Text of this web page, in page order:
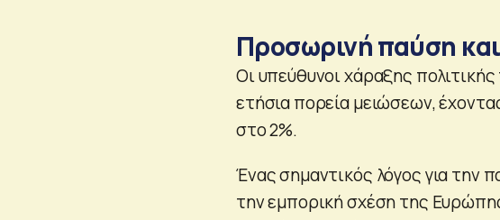
Προσωρινή παύση
Οι υπεύθυνοι χάραξης
ετήσια πορεία μειώσεων,
στο 2%.
Ένας σημαντικός λόγος για την
την εμπορική σχέση της